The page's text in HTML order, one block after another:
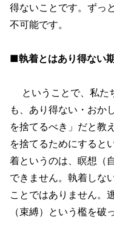
得ないことです。ずっ
不可能です。
■執着とはあり得ない
ということで、私た
も、あり得ない・おか
を捨てるべき」だと教
を捨てるためにすると
着というのは、瞑想（
できません。執着しな
ことではありません。
（束縛）という檻を破